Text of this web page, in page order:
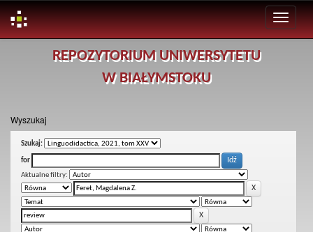
REPOZYTORIUM UNIWERSYTETU
W BIAŁYMSTOKU
Wyszukaj
Szukaj:
for
Aktualne filtry: